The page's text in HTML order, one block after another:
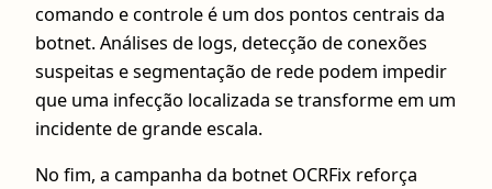
comando e controle é um dos pontos centrais da
botnet. Análises de logs, detecção de conexões
suspeitas e segmentação de rede podem impedir
que uma infecção localizada se transforme em um
incidente de grande escala.
No fim, a campanha da botnet OCRFix reforça